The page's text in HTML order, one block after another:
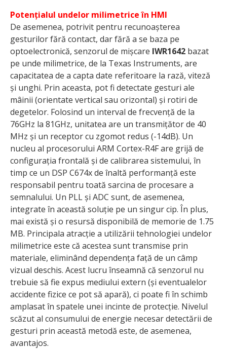
Potențialul undelor milimetrice în HMI
De asemenea, potrivit pentru recunoașterea
gesturilor fără contact, dar fără a se baza pe
optoelectronică, senzorul de mișcare IWR1642 bazat
pe unde milimetrice, de la Texas Instruments, are
capacitatea de a capta date referitoare la rază, viteză
și unghi. Prin aceasta, pot fi detectate gesturi ale
mâinii (orientate vertical sau orizontal) și rotiri de
degetelor. Folosind un interval de frecvență de la
76GHz la 81GHz, unitatea are un transmițător de 40
MHz și un receptor cu zgomot redus (-14dB). Un
nucleu al procesorului ARM Cortex-R4F are grijă de
configurația frontală și de calibrarea sistemului, în
timp ce un DSP C674x de înaltă performanță este
responsabil pentru toată sarcina de procesare a
semnalului. Un PLL și ADC sunt, de asemenea,
integrate în această soluție pe un singur cip. În plus,
mai există și o resursă disponibilă de memorie de 1.75
MB. Principala atracție a utilizării tehnologiei undelor
milimetrice este că acestea sunt transmise prin
materiale, eliminând dependența față de un câmp
vizual deschis. Acest lucru înseamnă că senzorul nu
trebuie să fie expus mediului extern (și eventualelor
accidente fizice ce pot să apară), ci poate fi în schimb
amplasat în spatele unei incinte de protecție. Nivelul
scăzut al consumului de energie necesar detectării de
gesturi prin această metodă este, de asemenea,
avantajos.